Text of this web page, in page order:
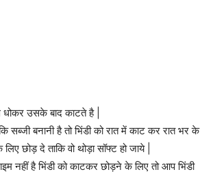
उसके बाद काटते है |
सब्जी बनानी है तो भिंडी को रात में काट कर रात भर के
छोड़ दे ताकि वो थोड़ा सॉफ्ट हो जाये |
नहीं है भिंडी को काटकर छोड़ने के लिए तो आप भिंडी